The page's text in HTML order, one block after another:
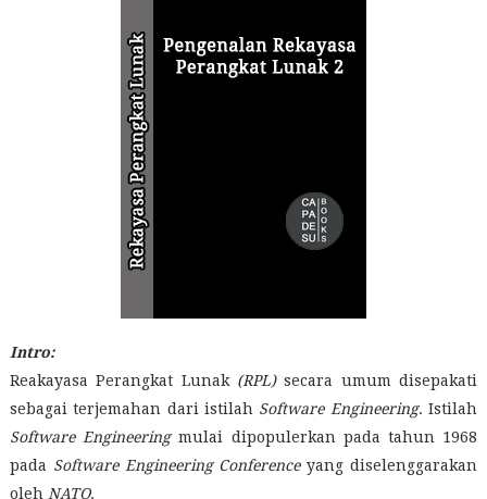
Intro:
Reakayasa Perangkat Lunak (RPL)secara umum disepakati
sebagai terjemahan dari istilah Software Engineering. Istilah
Software Engineeringmulai dipopulerkan pada tahun 1968
pada Software Engineering Conferenceyang diselenggarakan
oleh NATO.